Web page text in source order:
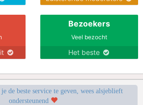
Bezoekers
Veel bezocht
Het beste
de beste service te geven, wees alsjeblieft
ondersteunend